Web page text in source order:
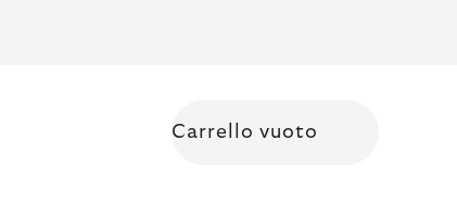
Carrello vuoto